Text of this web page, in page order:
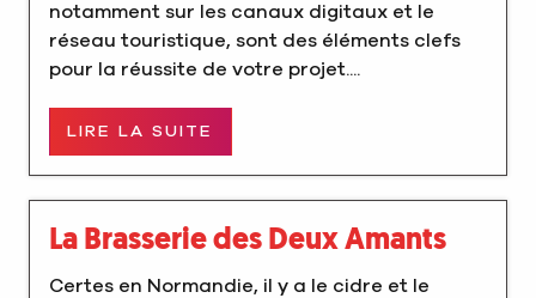
notamment sur les canaux digitaux et le
réseau touristique, sont des éléments clefs
pour la réussite de votre projet....
LIRE LA SUITE
La Brasserie des Deux Amants
Certes en Normandie, il y a le cidre et le